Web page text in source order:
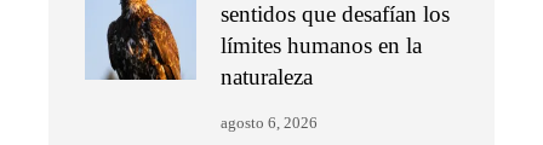
sentidos que desafían los
límites humanos en la
naturaleza
agosto 6, 2026